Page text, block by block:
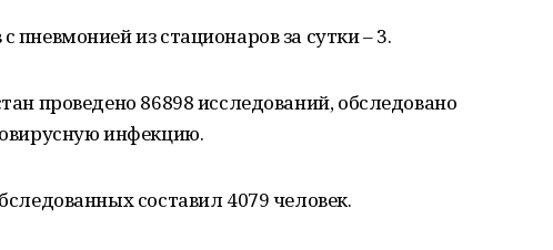
из стационаров за сутки – 3.
проведено 86898 исследований, обследовано
инфекцию.
составил 4079 человек.